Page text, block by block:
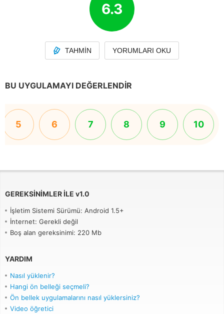
6.3
TAHMIN YORUMLARI OKU
BU UYGULAMAYI DEĞERLENDIR
5 6 7 8 9 10
GEREKSINIMLER ILE v1.0
İşletim Sistemi Sürümü: Android 1.5+
İnternet: Gerekli değil
Boş alan gereksinimi: 220 Mb
YARDIM
Nasıl yüklenir?
Hangi ön belleği seçmeli?
Ön bellek uygulamalarını nasıl yüklersiniz?
Video öğretici